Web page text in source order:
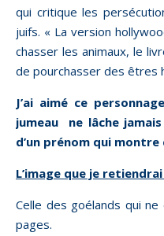
qui critique les
juifs. « La version
chasser les animaux, le
de pourchasser des êtres
J’ai aimé ce
jumeau ne lâche
d’un prénom qui
L’image que je
Celle des goélands qui
pages.